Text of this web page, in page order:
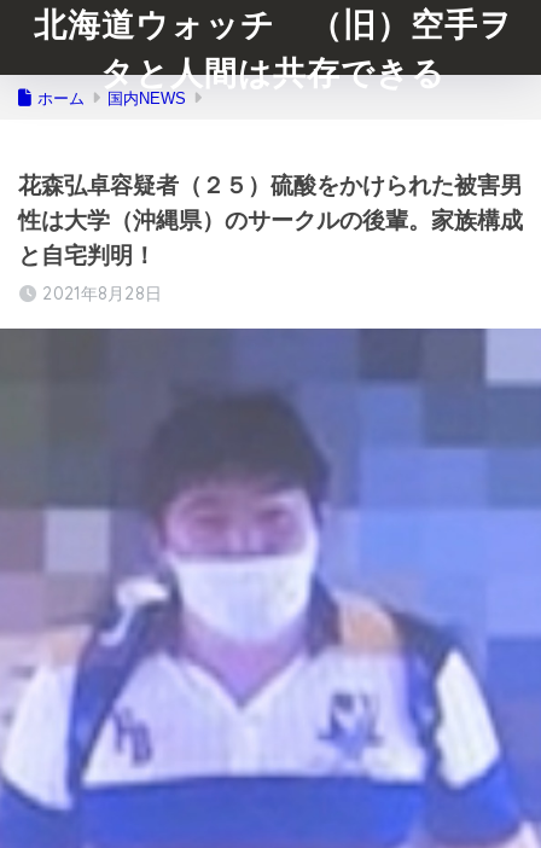
北海道ウォッチ （旧）空手ヲ
タと人間は共存できる
ホーム 国内NEWS
花森弘卓容疑者（２５）硫酸をかけられた被害男
性は大学（沖縄県）のサークルの後輩。家族構成
と自宅判明！
2021年8月28日